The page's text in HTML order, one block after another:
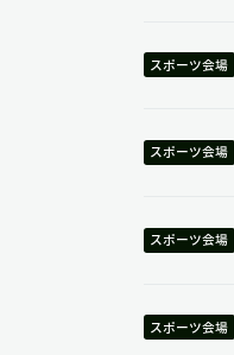
スポーツ会場
スポーツ会場
スポーツ会場
スポーツ会場